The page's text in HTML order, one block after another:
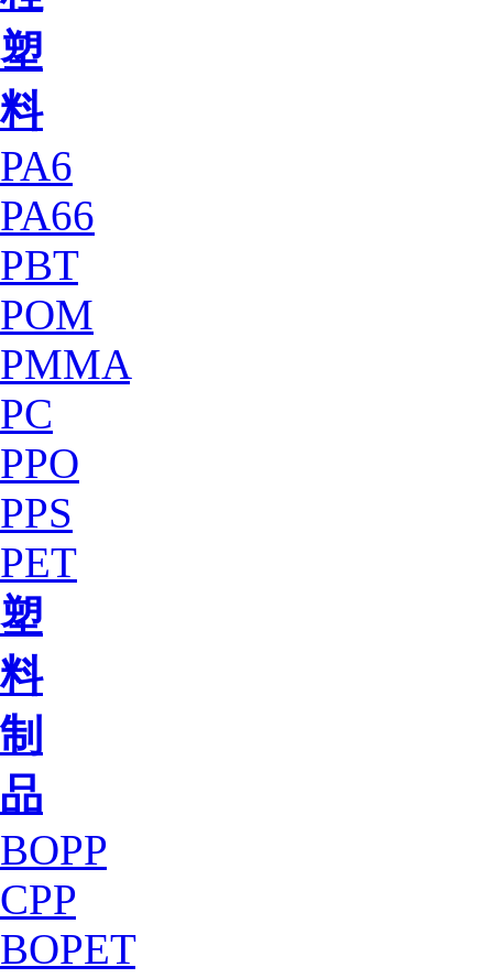
塑
料
PA6
PA66
PBT
POM
PMMA
PC
PPO
PPS
PET
塑
料
制
品
BOPP
CPP
BOPET